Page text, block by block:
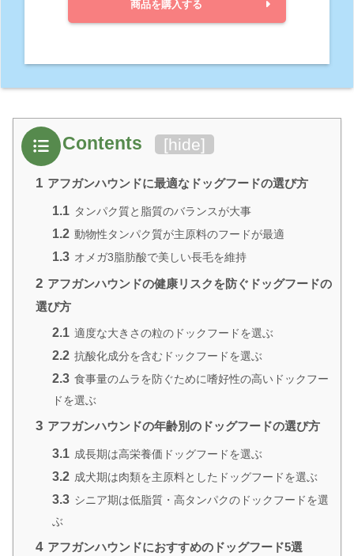
商品を購入する
Contents [hide]
1 アフガンハウンドに最適なドッグフードの選び方
1.1 タンパク質と脂質のバランスが大事
1.2 動物性タンパク質が主原料のフードが最適
1.3 オメガ3脂肪酸で美しい長毛を維持
2 アフガンハウンドの健康リスクを防ぐドッグフードの
選び方
2.1 適度な大きさの粒のドックフードを選ぶ
2.2 抗酸化成分を含むドックフードを選ぶ
2.3 食事量のムラを防ぐために嗜好性の高いドックフー
ドを選ぶ
3 アフガンハウンドの年齢別のドッグフードの選び方
3.1 成長期は高栄養価ドッグフードを選ぶ
3.2 成犬期は肉類を主原料としたドッグフードを選ぶ
3.3 シニア期は低脂質・高タンパクのドックフードを選
ぶ
4 アフガンハウンドにおすすめのドッグフード5選